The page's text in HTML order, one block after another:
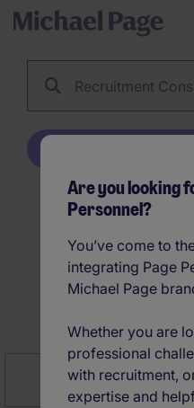
Are you looking
Personnel?
You’ve come to
integrating Page
Michael Page
Whether you are
professional
with recruitment,
expertise and
Recruitment
61
Consultant
CloseFilter